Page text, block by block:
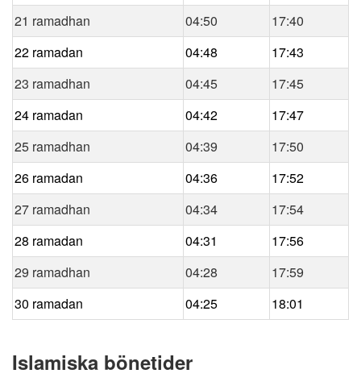
21 ramadhan
04:50
17:40
22 ramadan
04:48
17:43
23 ramadhan
04:45
17:45
24 ramadan
04:42
17:47
25 ramadhan
04:39
17:50
26 ramadan
04:36
17:52
27 ramadhan
04:34
17:54
28 ramadan
04:31
17:56
29 ramadhan
04:28
17:59
30 ramadan
04:25 18:01
Islamiska bönetider